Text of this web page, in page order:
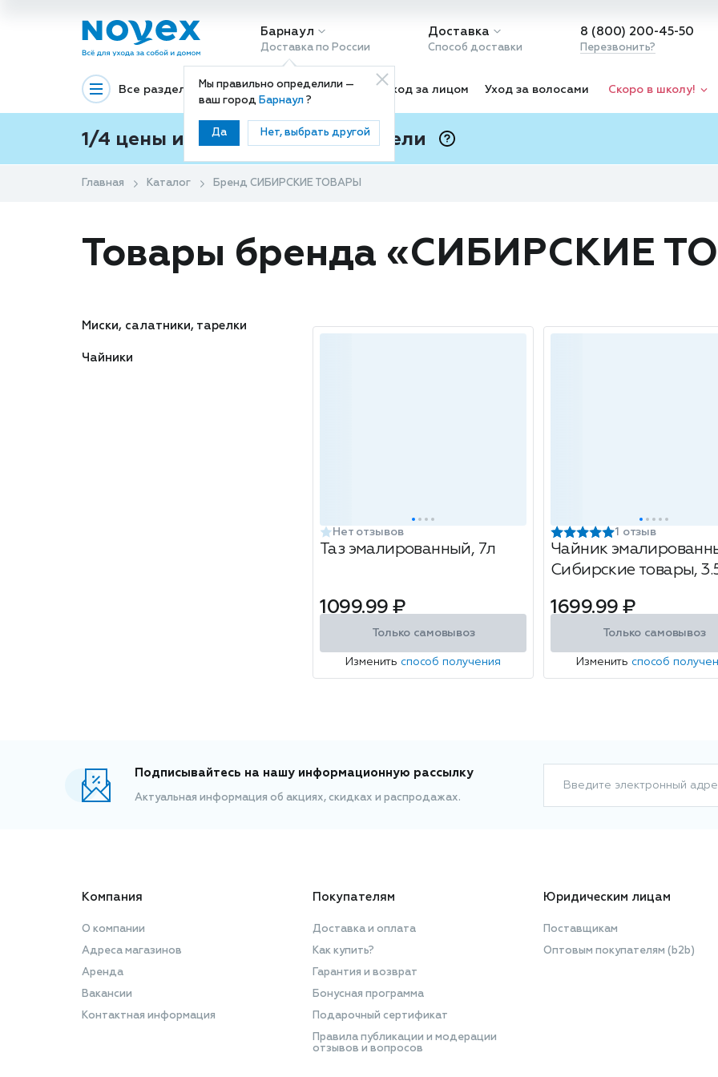
Барнаул
Доставка по России
Мы правильно определили —
ваш город Барнаул?
Да Нет, выбрать другой
Доставка
Способ доставки
8 (800) 200-45-50
Перезвонить?
Все разделы Декоративная косметика Уход за лицом Уход за волосами Скоро в школу!
1/4 цены и покупки ваши с Подели
Главная Каталог Бренд СИБИРСКИЕ ТОВАРЫ
Товары бренда «СИБИРСКИЕ
Миски, салатники, тарелки
Чайники
Нет отзывов
Таз эмалированный, 7л
1099.99 ₽
Только самовывоз
Изменить способ получения
1 отзыв
Чайник
Сибирские товары,
1699.99 ₽
Только самовывоз
Изменить способ
Подписывайтесь на нашу информационную рассылку
Актуальная информация об акциях, скидках и распродажах.
Введите электронный
Компания
О компании
Адреса магазинов
Аренда
Вакансии
Контактная информация
Покупателям
Доставка и оплата
Как купить?
Гарантия и возврат
Бонусная программа
Подарочный сертификат
Правила публикации и модерации
отзывов и вопросов
Юридическим лицам
Поставщикам
Оптовым покупателям (b2b)